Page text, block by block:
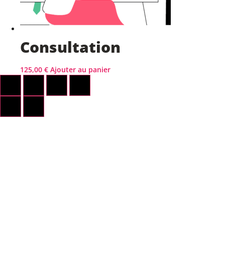
Consultation
125,00 € Ajouter au panier